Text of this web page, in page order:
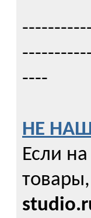
----
НЕ
Если